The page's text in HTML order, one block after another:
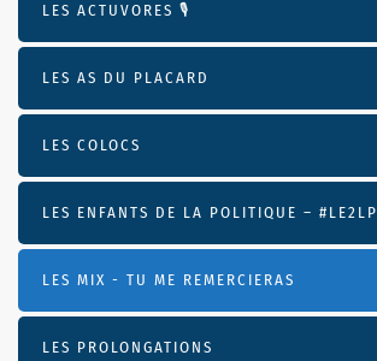
LES ACTUVORES 🎙
LES AS DU PLACARD
LES COLOCS
LES ENFANTS DE LA POLITIQUE – #LE2LP
LES MIX - TU ME REMERCIERAS
LES PROLONGATIONS